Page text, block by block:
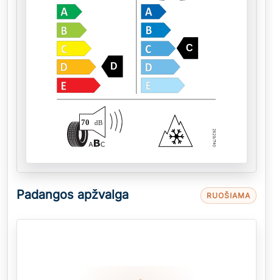
D
C
70 dB
Padangos apžvalga RUOŠIAMA